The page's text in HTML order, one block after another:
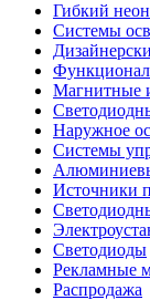
Гибкий неон
Системы
Магнитные
Наружное
Системы
Источники
Светодиоды
Рекламные
Распродажа